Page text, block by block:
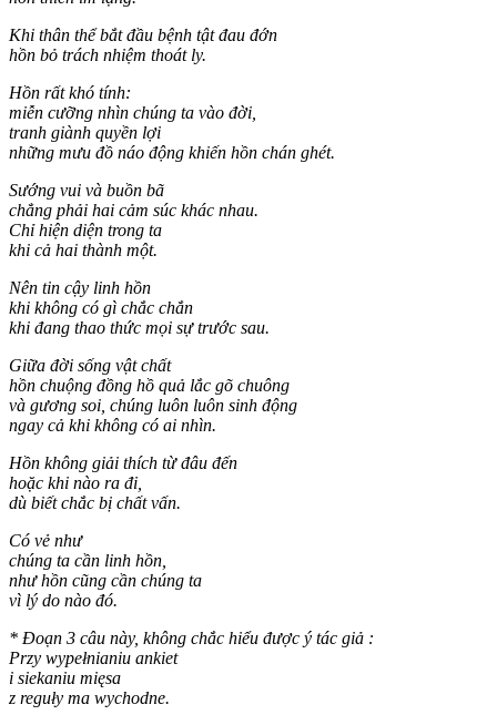
Khi thân thể bắt đầu bệnh tật đau đớn
hồn bỏ trách nhiệm thoát ly.
Hồn rất khó tính:
miễn cưỡng nhìn chúng ta vào đời,
tranh giành quyền lợi
những mưu đồ náo động khiến hồn chán ghét.
Sướng vui và buồn bã
chẳng phải hai cảm súc khác nhau.
Chỉ hiện diện trong ta
khi cả hai thành một.
Nên tin cậy linh hồn
khi không có gì chắc chắn
khi đang thao thức mọi sự trước sau.
Giữa đời sống vật chất
hồn chuộng đồng hồ quả lắc gõ chuông
và gương soi, chúng luôn luôn sinh động
ngay cả khi không có ai nhìn.
Hồn không giải thích từ đâu đến
hoặc khi nào ra đi,
dù biết chắc bị chất vấn.
Có vẻ như
chúng ta cần linh hồn,
như hồn cũng cần chúng ta
vì lý do nào đó.
* Đoạn 3 câu này, không chắc hiểu được ý tác giả :
Przy wypełnianiu ankiet
i siekaniu mięsa
z reguły ma wychodne.